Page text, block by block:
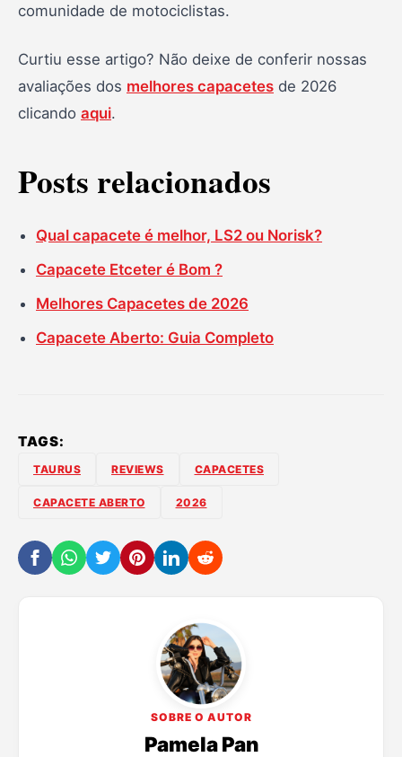
comunidade de motociclistas.
Curtiu esse artigo? Não deixe de conferir nossas
avaliações dos melhores capacetes de 2026
clicando aqui.
Posts relacionados
Qual capacete é melhor, LS2 ou Norisk?
Capacete Etceter é Bom ?
Melhores Capacetes de 2026
Capacete Aberto: Guia Completo
TAGS:
TAURUS REVIEWS CAPACETES
CAPACETE ABERTO 2026
SOBRE O AUTOR
Pamela Pan